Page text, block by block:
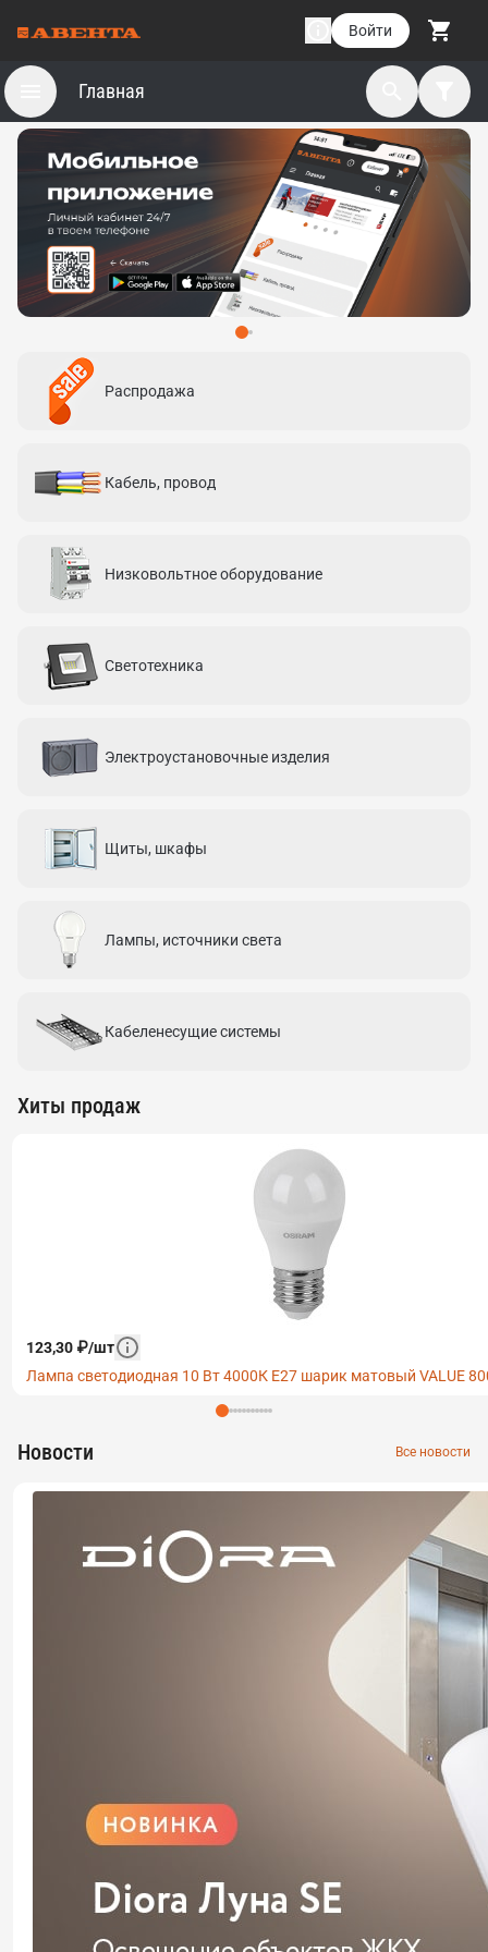
Войти
Главная
Распродажа
Кабель, провод
Низковольтное оборудование
Светотехника
Электроустановочные изделия
Щиты, шкафы
Лампы, источники света
Кабеленесущие системы
Хиты продаж
123,30 ₽/шт
Лампа светодиодная 10 Вт 4000К Е27 шарик матовый VALUE
Новости Все новости